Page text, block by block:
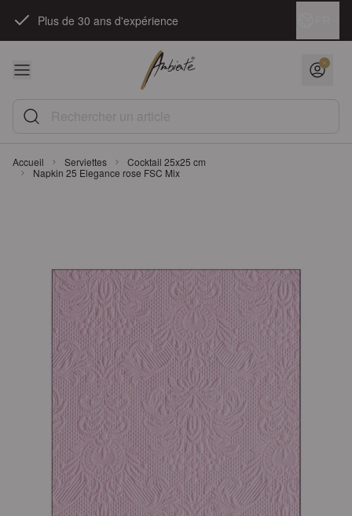
Plus de 30 ans d'expérience
Rechercher un article
Accueil Serviettes
Cocktail 25x25 cm
Napkin 25 Elegance rose FSC Mix